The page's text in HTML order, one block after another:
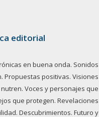
editorial
en buena onda. Sonidos
Propuestas positivas. Visiones
Voces y personajes que
que protegen. Revelaciones
Descubrimientos. Futuro y